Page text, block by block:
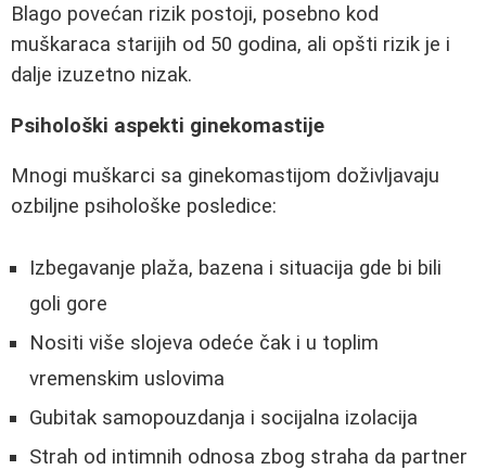
Blago povećan rizik postoji, posebno kod
muškaraca starijih od 50 godina, ali opšti rizik je i
dalje izuzetno nizak.
Psihološki aspekti ginekomastije
Mnogi muškarci sa ginekomastijom doživljavaju
ozbiljne psihološke posledice:
Izbegavanje plaža, bazena i situacija gde bi bili
goli gore
Nositi više slojeva odeće čak i u toplim
vremenskim uslovima
Gubitak samopouzdanja i socijalna izolacija
Strah od intimnih odnosa zbog straha da partner